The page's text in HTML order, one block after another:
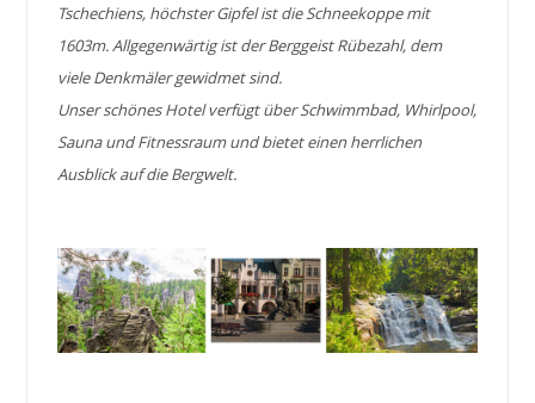
Tschechiens, höchster Gipfel ist die Schneekoppe mit
1603m. Allgegenwärtig ist der Berggeist Rübezahl, dem
viele Denkmäler gewidmet sind.
Unser schönes Hotel verfügt über Schwimmbad, Whirlpool,
Sauna und Fitnessraum und bietet einen herrlichen
Ausblick auf die Bergwelt.